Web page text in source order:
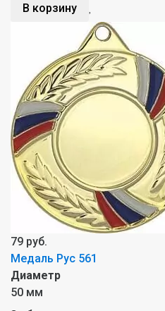
В корзину
79 руб.
Медаль Рус 561
Диаметр
50 мм